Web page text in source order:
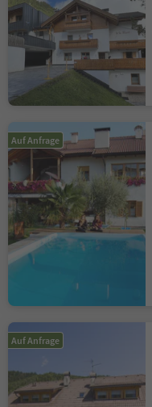
Auf Anfrage
Auf Anfrage